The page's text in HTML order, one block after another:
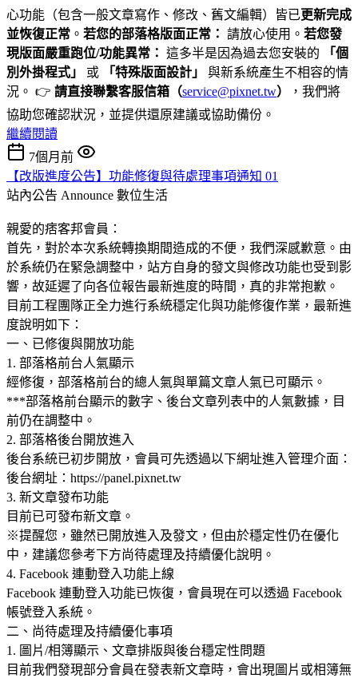
心功能（包含一般文章寫作、修改、舊文編輯）皆已更新完成
並恢復正常 。 若您的部落格版面正常： 請放心使用。 若您發
現版面嚴重跑位/功能異常： 這多半是因為過去您安裝的
「個
別外掛程式」
或 「特殊版面設計」
與新系統產生不相容的情
況。 👉 請直接聯繫客服信箱（service@pixnet.tw）
，我們將
協助您確認狀況，並提供還原建議或協助備份。
繼續閱讀
7個月前
【改版進度公告】功能修復與待處理事項通知 01
站內公告 Announce 數位生活
親愛的痞客邦會員：
首先，對於本次系統轉換期間造成的不便，我們深感歉意。由
於系統仍在緊急調整中，站方自身的發文與修改功能也受到影
響，故延遲了向各位報告最新進度的時間，真的非常抱歉。
目前工程團隊正全力進行系統穩定化與功能修復作業，最新進
度說明如下：
一、已修復與開放功能
1. 部落格前台人氣顯示
經修復，部落格前台的總人氣與單篇文章人氣已可顯示。
***部落格前台顯示的數字、後台文章列表中的人氣數據，目
前仍在調整中。
2. 部落格後台開放進入
後台系統已初步開放，會員可先透過以下網址進入管理介面：
後台網址：https://panel.pixnet.tw
3. 新文章發布功能
目前已可發布新文章。
※提醒您，雖然已開放進入及發文，但由於穩定性仍在優化
中，建議您參考下方尚待處理及持續優化說明。
4. Facebook 連動登入功能上線
Facebook 連動登入功能已恢復，會員現在可以透過 Facebook
帳號登入系統。
二、尚待處理及持續優化事項
1. 圖片/相簿顯示、文章排版與後台穩定性問題
目前我們發現部分會員在發表新文章時，會出現圖片或相簿無